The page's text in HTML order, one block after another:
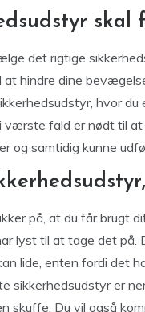
skal
det rigtige
at hindre dine
hvor
værste fald er nødt til
og samtidig kunne
på, at du får brugt
lyst til at tage det
lide, enten fordi det
sikkerhedsudstyr er
skuffe. Du vil også